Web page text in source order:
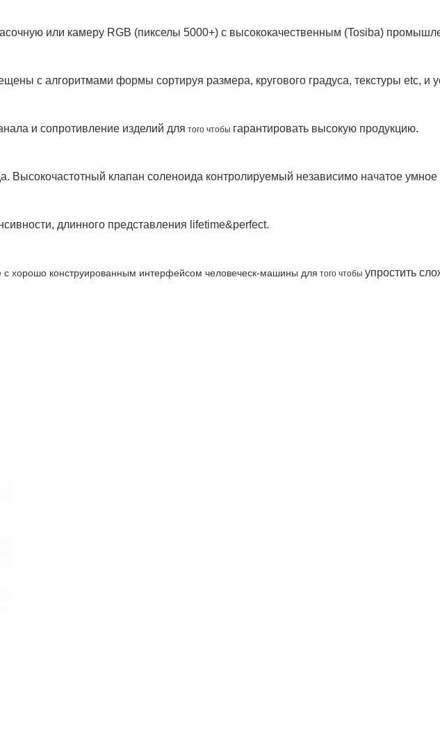
или камеру RGB (пикселы 5000+) с высококачественным (Tosiba)
с алгоритмами формы сортируя размера, кругового градуса, текстуры etc,
и сопротивление изделий для того чтобы гарантировать высокую продукцию.
клапан соленоида контролируемый независимо начатое
длинного представления lifetime&perfect.
с хорошо конструированным интерфейсом человеческ-машины для того чтобы упростить